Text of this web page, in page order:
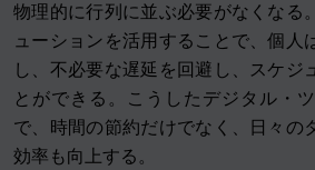
物理的に行列に並ぶ必要がなくなる
ューションを活用することで、個人
し、不必要な遅延を回避し、スケジ
とができる。こうしたデジタル・
で、時間の節約だけでなく、日々の
効率も向上する。